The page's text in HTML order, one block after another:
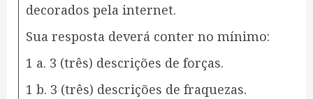
decorados pela internet.
Sua resposta deverá conter no mínimo:
1 a. 3 (três) descrições de forças.
1 b. 3 (três) descrições de fraquezas.